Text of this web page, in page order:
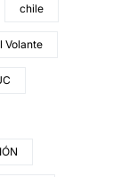
chile
Volante